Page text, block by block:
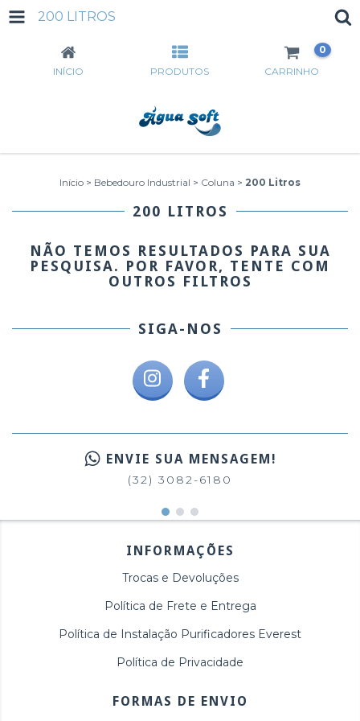
200 LITROS
INÍCIO PRODUTOS CARRINHO
0
Início > Bebedouro Industrial > Coluna > 200 Litros
200 LITROS
NÃO TEMOS RESULTADOS PARA SUA
PESQUISA. POR FAVOR, TENTE COM
OUTROS FILTROS
SIGA-NOS
ENVIE SUA MENSAGEM!
(32) 3082-6180
INFORMAÇÕES
Trocas e Devoluções
Política de Frete e Entrega
Política de Instalação Purificadores Everest
Política de Privacidade
FORMAS DE ENVIO